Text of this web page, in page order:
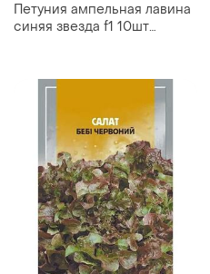
Петуния ампельная лавина
синяя звезда f1 10шт